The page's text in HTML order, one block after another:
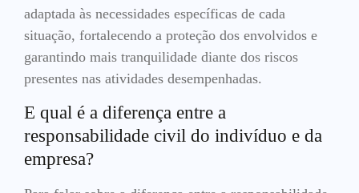
adaptada às necessidades específicas de cada
situação, fortalecendo a proteção dos envolvidos e
garantindo mais tranquilidade diante dos riscos
presentes nas atividades desempenhadas.
E qual é a diferença entre a
responsabilidade civil do indivíduo e da
empresa?